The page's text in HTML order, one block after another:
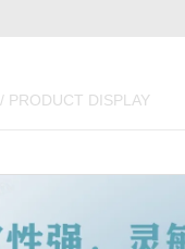
/ PRODUCT DISPLAY